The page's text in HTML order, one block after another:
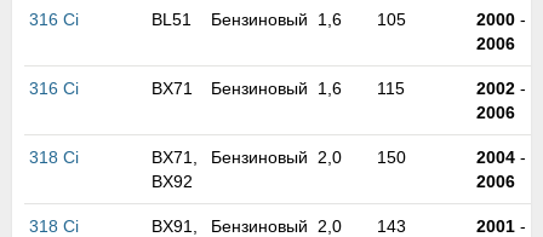
316 Ci BL51 Бензиновый 1,6 105 2000 -
2006
316 Ci BX71 Бензиновый 1,6 115 2002 -
2006
318 Ci
BX71,
BX92
Бензиновый 2,0 150 2004 -
2006
318 Ci
BX91,
Бензиновый 2,0 143 2001 -